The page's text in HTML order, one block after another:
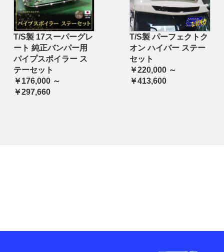
T/S製 17スーパーグレ
ート 純正バンパー用
パイプスポイラー ス
テーセット
￥176,000 ～
￥297,660
T/S製 パーフェクトク
オン ハイバー ステー
セット
￥220,000 ～
￥413,600